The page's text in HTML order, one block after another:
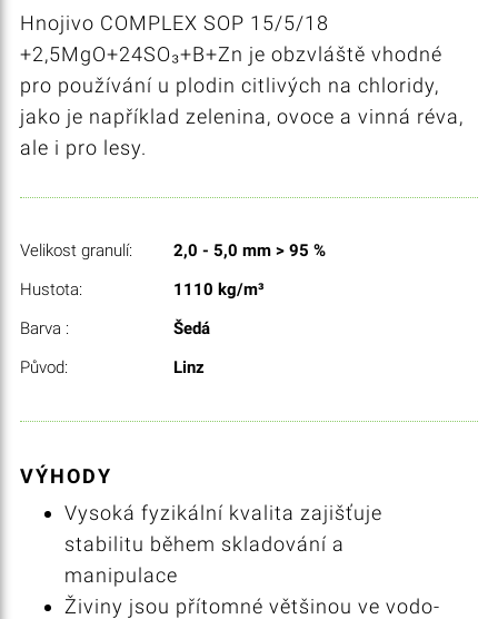
Hnojivo COMPLEX SOP 15/5/18
+2,5MgO+24SO₃+B+Zn je obzvláště vhodné
pro používání u plodin citlivých na chloridy,
jako je například zelenina, ovoce a vinná réva,
ale i pro lesy.
Velikost granulí:
2,0 - 5,0 mm > 95 %
Hustota:
1110 kg/m³
Barva :
Šedá
Původ:
Linz
VÝHODY
Vysoká fyzikální kvalita zajišťuje
stabilitu během skladování a
manipulace
Živiny jsou přítomné většinou ve vodo-